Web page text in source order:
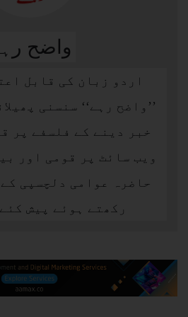
واضح
اردو زبان کی قابل
’’واضح رہے‘‘ سنسنی
خبر دینے کے فلسفے پر
ویب سائٹ پر قومی اور
حاضرہ عوامی دلچسپی
رکھتے ہوئے پیش